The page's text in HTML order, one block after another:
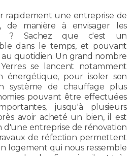
rapidement une entreprise de
de manière à envisager les
? Sachez que c'est un
dans le temps, et pouvant
quotidien. Un grand nombre
se lancent notamment
énergétique, pour isoler son
système de chauffage plus
pouvant être effectuées
jusqu'à plusieurs
avoir acheté un bien, il est
d'une entreprise de rénovation
de réfection permettent
logement qui nous ressemble